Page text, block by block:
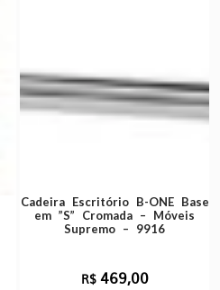
Cadeira Escritório B-ONE Base
em ”S” Cromada – Móveis
Supremo – 9916
R$ 469,00